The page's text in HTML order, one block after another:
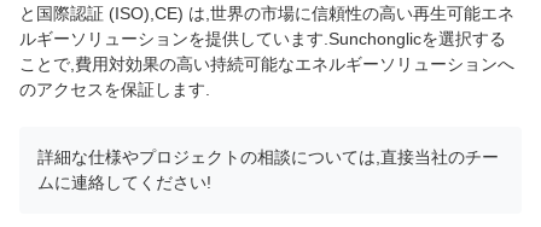
と国際認証 (ISO),CE) は,世界の市場に信頼性の高い再生可能エネ
ルギーソリューションを提供しています.Sunchonglicを選択する
ことで,費用対効果の高い持続可能なエネルギーソリューションへ
のアクセスを保証します.
詳細な仕様やプロジェクトの相談については,直接当社のチー
ムに連絡してください!